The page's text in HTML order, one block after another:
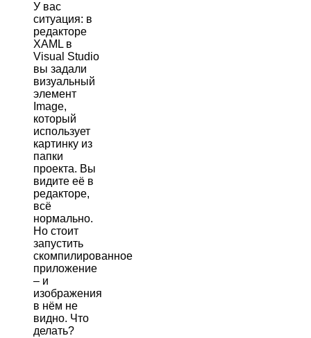
У вас
ситуация: в
редакторе
XAML в
Visual Studio
вы задали
визуальный
элемент
Image,
который
использует
картинку из
папки
проекта. Вы
видите её в
редакторе,
всё
нормально.
Но стоит
запустить
скомпилированное
приложение
– и
изображения
в нём не
видно. Что
делать?